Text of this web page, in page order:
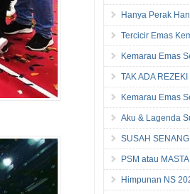
Hanya Perak
Tercicir Emas
Kemarau Emas
TAK ADA REZEKI
Kemarau Emas
Aku & Lagenda
SUSAH
PSM atau
Himpunan NS